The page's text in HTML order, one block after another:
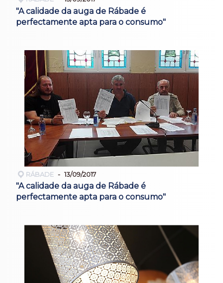
"A calidade da auga de Rábade é
perfectamente apta para o consumo"
RÁBADE 13/09/2017
"A calidade da auga de Rábade é
perfectamente apta para o consumo"